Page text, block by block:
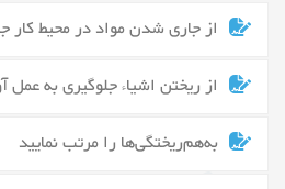
از جاری شدن مواد در محیط کار
از ریختن اشیاء جلوگیری به عمل
به‌هم‌ریختگی‌ها را مرتب نمایید